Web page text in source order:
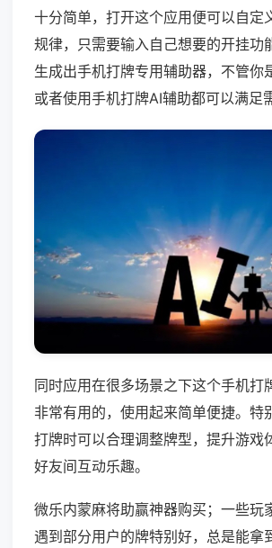
十分简单，打开这个应用便可以自定
规律，只需要输入自己想要的开挂功
生成出手机打牌专用辅助器，不管你
或者使用手机打牌AI辅助都可以满足
同时应用在很多场景之下这个手机打
非常有用的，使用起来简单便捷。特
打牌时可以合理调整牌型，提升游戏
好友间互动乐趣。
微乐内蒙麻将助赢神器购买；一些玩
遇到部分用户的牌特别好，总是能拿